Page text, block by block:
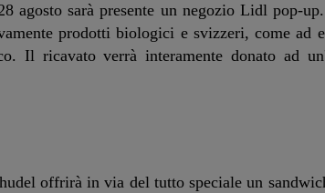
agosto sarà presente un negozio Lidl pop-
prodotti biologici e svizzeri, come ad
Il ricavato verrà interamente donato ad
offrirà in via del tutto speciale un